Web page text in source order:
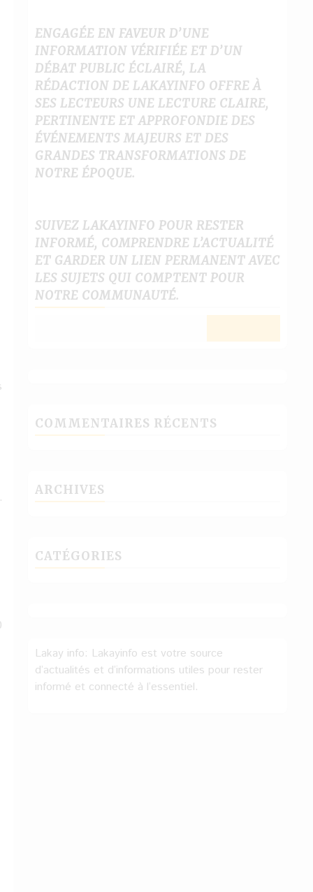
ENGAGÉE EN FAVEUR D’UNE
INFORMATION VÉRIFIÉE ET D’UN
DÉBAT PUBLIC ÉCLAIRÉ, LA
RÉDACTION DE LAKAYINFO OFFRE À
SES LECTEURS UNE LECTURE CLAIRE,
PERTINENTE ET APPROFONDIE DES
ÉVÉNEMENTS MAJEURS ET DES
GRANDES TRANSFORMATIONS DE
NOTRE ÉPOQUE.
SUIVEZ LAKAYINFO POUR RESTER
INFORMÉ, COMPRENDRE L’ACTUALITÉ
ET GARDER UN LIEN PERMANENT AVEC
LES SUJETS QUI COMPTENT POUR
NOTRE COMMUNAUTÉ.
COMMENTAIRES RÉCENTS
ARCHIVES
CATÉGORIES
Lakay info: Lakayinfo est votre source
d’actualités et d’informations utiles pour rester
informé et connecté à l’essentiel.